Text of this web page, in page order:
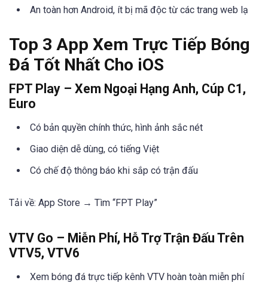
An toàn hơn Android, ít bị mã độc từ các trang web lạ
Top 3 App Xem Trực Tiếp Bóng
Đá Tốt Nhất Cho iOS
FPT Play – Xem Ngoại Hạng Anh, Cúp C1,
Euro
Có bản quyền chính thức, hình ảnh sắc nét
Giao diện dễ dùng, có tiếng Việt
Có chế độ thông báo khi sắp có trận đấu
Tải về: App Store → Tìm “FPT Play”
VTV Go – Miễn Phí, Hỗ Trợ Trận Đấu Trên
VTV5, VTV6
Xem bóng đá trực tiếp kênh VTV hoàn toàn miễn phí